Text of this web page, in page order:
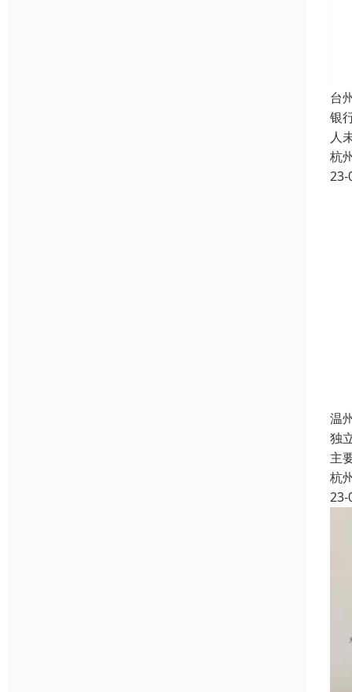
台
银
人
杭
23-
温
独
主
杭
23-